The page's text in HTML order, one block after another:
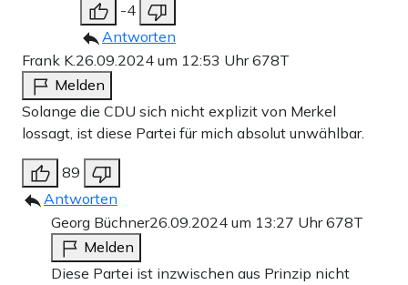
-4
Antworten
Frank K.26.09.2024 um 12:53 Uhr678T
Melden
Solange die CDU sich nicht explizit von Merkel
lossagt, ist diese Partei für mich absolut unwählbar.
89
Antworten
Georg Büchner26.09.2024 um 13:27 Uhr678T
Melden
Diese Partei ist inzwischen aus Prinzip nicht